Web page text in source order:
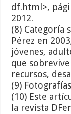
df.html>,
2012.
(8) Categoría
Pérez en
jóvenes,
que
recursos,
(9)
(10) Este
la revista